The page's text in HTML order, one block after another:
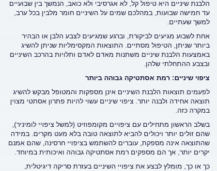
הלבנת שיניים היא טיפול קל, לא אגרסיבי ולא כואב, הנמשך בין שבועיים
עד חמישה שבועות, במהלכם שמים על השיניים חומר מלבין בכל ערב,
למשך שעתיים.
אחת לשבוע מגיעים לביקורת, וברגע שמגיעים לצבע הלבן או הבהיר
ביותר שניתן, הטיפול מסתיים. התוצאות המקסימליות שניתן להשיג
באמצעות הלבנת שיניים משתנות מאדם לאדם ותלויות בהרכב השיניים
ובצבע ההתחלתי שלהן.
ציפוי שיניים: רמת אסתטיקה גבוהה ביותר
לפעמים תוצאות הלבנת השיניים אינן מספקות והמטופל מבקש להשיג
תוצאה אחידה ולבנה יותר. ציפוי שיניים עשוי להיות פתרון אסתטי מצוין
במקרה כזה.
בשלב הראשון מתחילים עם ציפויים מקומפוזיט (למשל ציפויי לומיניר),
שהם זולים יותר ויכולים להביא לתוצאה טובה בלא מעט מקרים. במידה
שהתוצאה אינה מספקת, עוברים להשתמש בציפויי חרסינה, שהם אמנם
יקרים יותר, אך הם מספקים רמת אסתטיקה גבוהה ואיכותית במיוחד.
כך או כך, מומלץ לבצע את ציפויי השיניים בעזרת סריקה דיגיטלית,